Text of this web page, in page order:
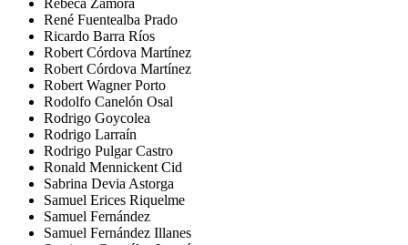
Rebeca Zamora
René Fuentealba Prado
Ricardo Barra Ríos
Robert Córdova Martínez
Robert Córdova Martínez
Robert Wagner Porto
Rodolfo Canelón Osal
Rodrigo Goycolea
Rodrigo Larraín
Rodrigo Pulgar Castro
Ronald Mennickent Cid
Sabrina Devia Astorga
Samuel Erices Riquelme
Samuel Fernández
Samuel Fernández Illanes